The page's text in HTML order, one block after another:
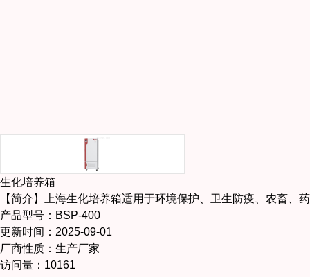
生化培养箱
【简介】
上海生化培养箱适用于环境保护、卫生防疫、农畜
产品型号：BSP-400
更新时间：2025-09-01
厂商性质：生产厂家
访问量：10161